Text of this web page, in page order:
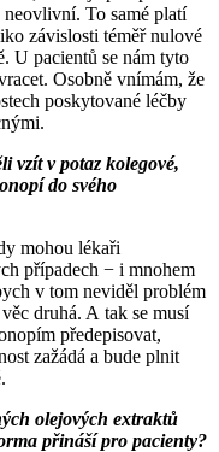
To samé platí
závislosti téměř nulové
U pacientů se nám tyto
Osobně vnímám, že
poskytované léčby
vzít v potaz kolegové,
do svého
mohou lékaři
případech −⁠ i mnohem
v tom neviděl problém
druhá. A tak se musí
předepisovat,
zažádá a bude plnit
olejových extraktů
přináší pro pacienty?